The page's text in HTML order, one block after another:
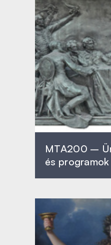
MTA200 –
és programok